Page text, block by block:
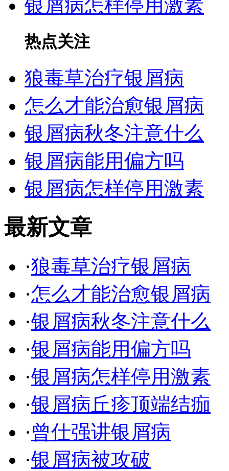
银屑病怎样停用激素
热点关注
狼毒草治疗银屑病
怎么才能治愈银屑病
银屑病秋冬注意什么
银屑病能用偏方吗
银屑病怎样停用激素
最新文章
·狼毒草治疗银屑病
·怎么才能治愈银屑病
·银屑病秋冬注意什么
·银屑病能用偏方吗
·银屑病怎样停用激素
·银屑病丘疹顶端结痂
·曾仕强讲银屑病
·银屑病被攻破